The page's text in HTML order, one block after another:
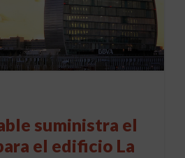
suministra el
el edificio La